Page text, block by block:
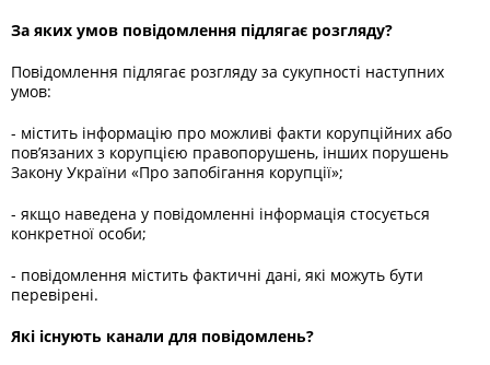
За яких умов повідомлення підлягає розгляду?
Повідомлення підлягає розгляду за сукупності наступних
умов:
- містить інформацію про можливі факти корупційних або
пов’язаних з корупцією правопорушень, інших порушень
Закону України «Про запобігання корупції»;
- якщо наведена у повідомленні інформація стосується
конкретної особи;
- повідомлення містить фактичні дані, які можуть бути
перевірені.
Які існують канали для повідомлень?